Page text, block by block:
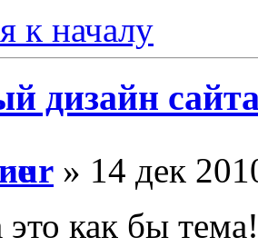
к началу
дизайн
» 14 дек
как бы